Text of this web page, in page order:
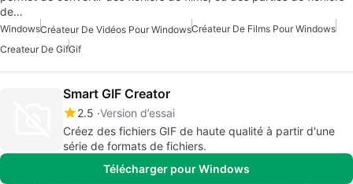
de…
WindowsCréateur De Vidéos Pour WindowsCréateur De Films Pour Windows
Createur De GifGif
Smart GIF Creator
2.5 Version d’essai
Créez des fichiers GIF de haute qualité à partir d'une
série de formats de fichiers.
Télécharger pour Windows